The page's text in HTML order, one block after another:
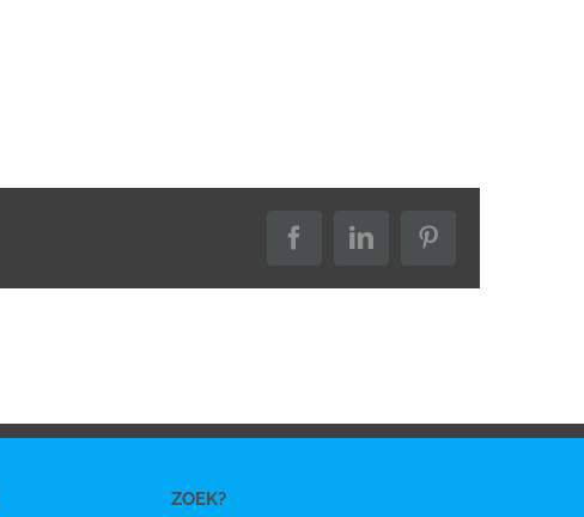
FacebookLinkedInPinterest
ZOEK?